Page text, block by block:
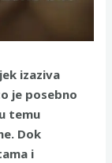
izaziva
je posebno
temu
Dok
i